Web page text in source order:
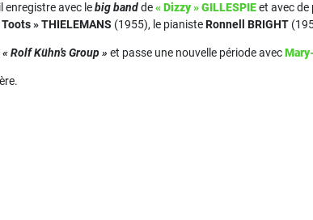
enregistre avec lebig bandde« Dizzy » GILLESPIEet avec
Toots » THIELEMANS (1955), le pianisteRonnell BRIGHT
« Rolf Kühn’s Group » et passe une nouvelle période avec